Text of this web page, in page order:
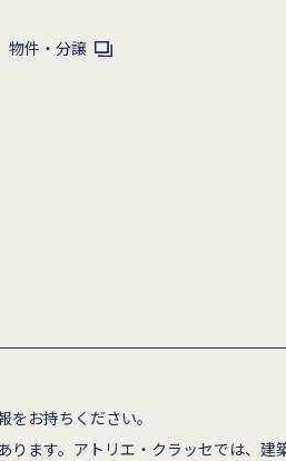
物件・分譲
お持ちください。
ます。アトリエ・クラッセでは、建